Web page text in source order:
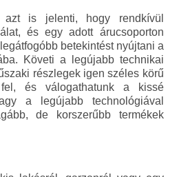
is jelenti, hogy rendkívül
és egy adott árucsoporton
betekintést nyújtani a
Követi a legújabb technikai
részlegek igen széles körű
fel, és válogathatunk a kissé
a legújabb technológiával
de korszerűbb termékek